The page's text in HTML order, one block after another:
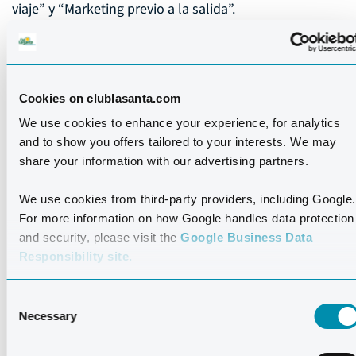
Cookies on clublasanta.com
We use cookies to enhance your experience, for analytics
and to show you offers tailored to your interests. We may
share your information with our advertising partners.
We use cookies from third-party providers, including Google.
For more information on how Google handles data protection
and security, please visit the Google Business Data
Responsibility site.
Selection
Necessary
viaje” y “Marketing previo a la salida”.
reservado las actividades deportivas, utilizamos sus
con la finalidad de planificarlas.
esta fecha, será anónima y la utilizaremos para diversos
fines estadísticos.
Gestión de su reserva
contratado con nosotros, utilizamos su información